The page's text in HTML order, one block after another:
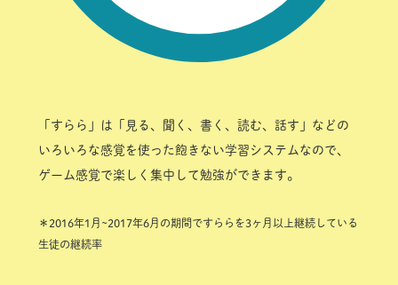
「すらら」は「見る、聞く、書く、読む、話す」などの
いろいろな感覚を使った飽きない学習システムなので、
ゲーム感覚で楽しく集中して勉強ができます。
＊2016年1月~2017年6月の期間ですららを3ヶ月以上継続している
生徒の継続率